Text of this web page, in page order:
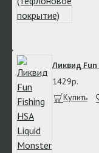
Ликвид
1429р.
Купить